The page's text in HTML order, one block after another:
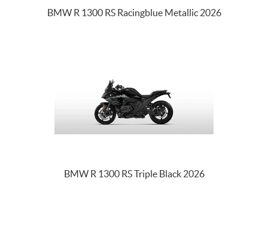
BMW R 1300 RS Racingblue Metallic 2026
BMW R 1300 RS Triple Black 2026